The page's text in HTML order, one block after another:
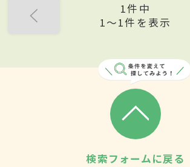
1件中
1〜1件を表示
検索フォームに戻る